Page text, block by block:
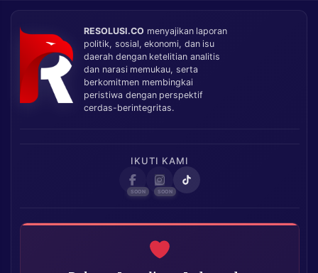
RESOLUSI.CO menyajikan laporan
politik, sosial, ekonomi, dan isu
daerah dengan ketelitian analitis
dan narasi memukau, serta
berkomitmen membingkai
peristiwa dengan perspektif
cerdas-berintegritas.
IKUTI KAMI